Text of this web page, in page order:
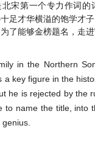
宋第一个专力作词
足才华横溢的饱学才
了能够金榜题名，走
in the Northern
key figure in the
he is rejected by the
name the title, into